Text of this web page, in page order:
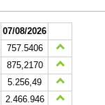
07/08/2026
757.5406
875,2170
5.256,49
2.466.946